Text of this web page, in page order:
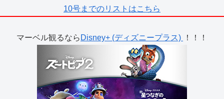
10号までのリストはこちら
マーベル観るなら Disney+ (ディズニープラス) ！！！